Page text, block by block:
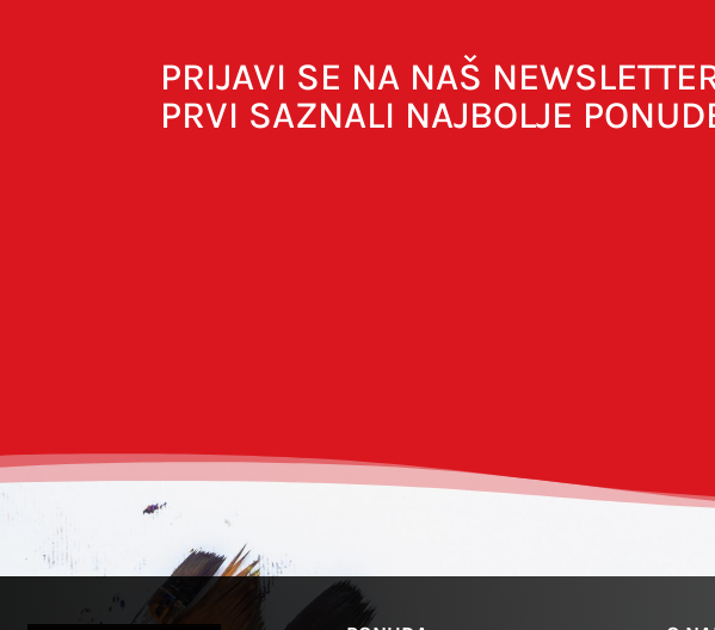
PRIJAVI SE NA NAŠ
PRVI SAZNALI NAJBOLJE